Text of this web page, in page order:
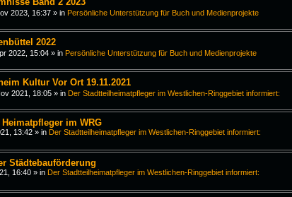
2023, 16:37» in Persönliche Unterstützung für Buch und Medienprojekte
2022
2022, 15:04» in Persönliche Unterstützung für Buch und Medienprojekte
Kultur Vor Ort 19.11.2021
2021, 18:05» in Der Stadtteilheimatpfleger im Westlichen-Ringgebiet informiert:
im WRG
13:42» in Der Stadtteilheimatpfleger im Westlichen-Ringgebiet informiert:
Städtebauförderung
16:40» in Der Stadtteilheimatpfleger im Westlichen-Ringgebiet informiert: